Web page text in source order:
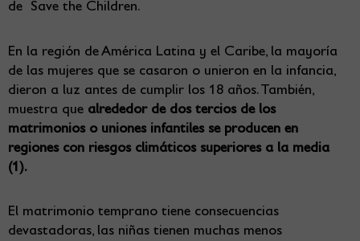
de Save the Children.
En la región de América Latina y el Caribe, la mayoría
de las mujeres que se casaron o unieron en la infancia,
dieron a luz antes de cumplir los 18 años. También,
muestra que alrededor de dos tercios de los
matrimonios o uniones infantiles se producen en
regiones con riesgos climáticos superiores a la media
(1).
El matrimonio temprano tiene consecuencias
devastadoras, las niñas tienen muchas menos